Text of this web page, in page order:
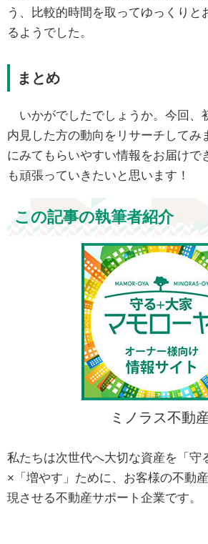
う、比較的時間を取ってゆっくりと
るようでした。
まとめ
いかがでしたでしょうか。今回、
内見した方の動向をリサーチしてみ
にみてもらいやすい情報をお届けで
も頑張っていきたいと思います！
この記事の執筆者紹介
ミノラス不動
私たちは次世代へ大切な資産を「守
×「増やす」ために、お客様の不動
現させる不動産サポート企業です。